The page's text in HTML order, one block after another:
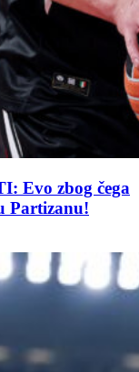
Evo zbog čega
Partizanu!